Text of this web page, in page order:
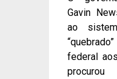
Gavin
ao
federal